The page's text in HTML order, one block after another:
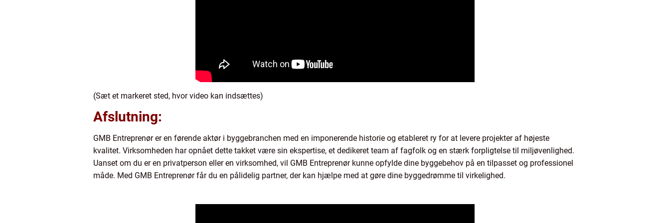
(Sæt et markeret sted, hvor video kan indsættes)
Afslutning:
GMB Entreprenør er en førende aktør i byggebranchen med en imponerende historie og etableret ry for at levere projekter af højeste
kvalitet. Virksomheden har opnået dette takket være sin ekspertise, et dedikeret team af fagfolk og en stærk forpligtelse til miljøvenlighed.
Uanset om du er en privatperson eller en virksomhed, vil GMB Entreprenør kunne opfylde dine byggebehov på en tilpasset og professionel
måde. Med GMB Entreprenør får du en pålidelig partner, der kan hjælpe med at gøre dine byggedrømme til virkelighed.